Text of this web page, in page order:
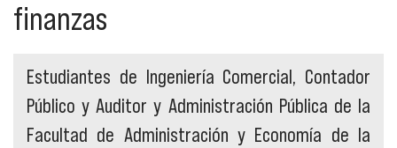
finanzas
Estudiantes de Ingeniería Comercial, Contador
Público y Auditor y Administración Pública de la
Facultad de Administración y Economía de la